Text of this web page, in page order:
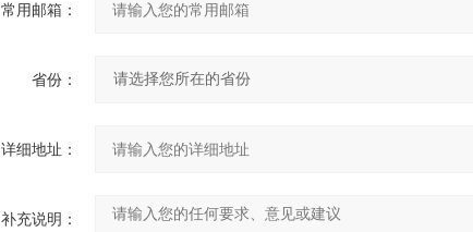
常用邮箱：
省份：
详细地址：
补充说明：